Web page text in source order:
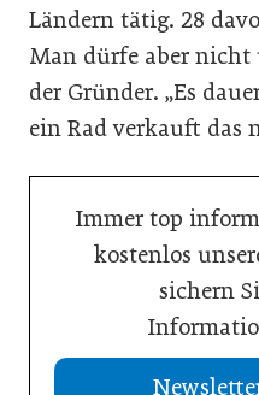
Ländern tätig. 28
Man dürfe aber
der Gründer. „Es
ein Rad verkauft das
Immer top
kostenlos
sichern